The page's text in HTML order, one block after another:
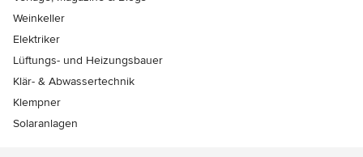
Weinkeller
Elektriker
Lüftungs- und Heizungsbauer
Klär- & Abwassertechnik
Klempner
Solaranlagen